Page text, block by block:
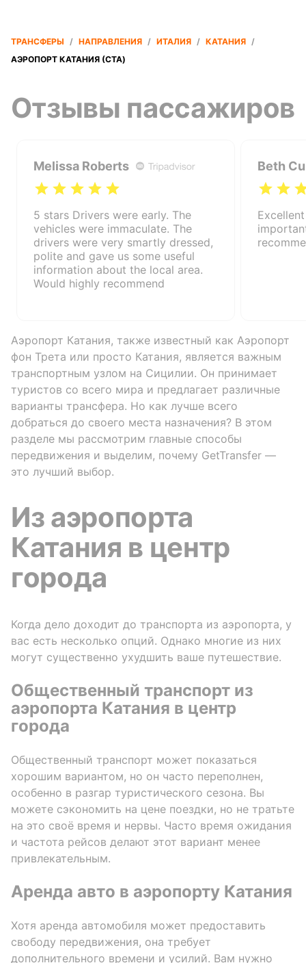
ТРАНСФЕРЫ / НАПРАВЛЕНИЯ / ИТАЛИЯ / КАТАНИЯ /
АЭРОПОРТ КАТАНИЯ (CTA)
Отзывы пассажиров
Melissa Roberts
5 stars Drivers were early. The
vehicles were immaculate. The
drivers were very smartly dressed,
polite and gave us some useful
information about the local area.
Would highly recommend
Beth
Аэропорт Катания, также известный как Аэропорт
фон Трета или просто Катания, является важным
транспортным узлом на Сицилии. Он принимает
туристов со всего мира и предлагает различные
варианты трансфера. Но как лучше всего
добраться до своего места назначения? В этом
разделе мы рассмотрим главные способы
передвижения и выделим, почему GetTransfer —
это лучший выбор.
Из аэропорта
Катания в центр
города
Когда дело доходит до транспорта из аэропорта, у
вас есть несколько опций. Однако многие из них
могут существенно ухудшить ваше путешествие.
Общественный транспорт из
аэропорта Катания в центр
города
Общественный транспорт может показаться
хорошим вариантом, но он часто переполнен,
особенно в разгар туристического сезона. Вы
можете сэкономить на цене поездки, но не тратьте
на это своё время и нервы. Часто время ожидания
и частота рейсов делают этот вариант менее
привлекательным.
Аренда авто в аэропорту Катания
Хотя аренда автомобиля может предоставить
свободу передвижения, она требует
дополнительного времени и усилий. Вам нужно